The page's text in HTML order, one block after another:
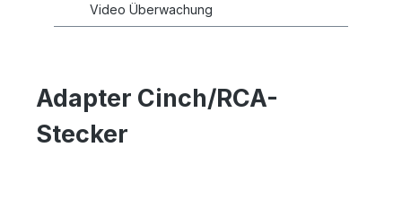
Video Überwachung
Adapter Cinch/RCA-
Stecker